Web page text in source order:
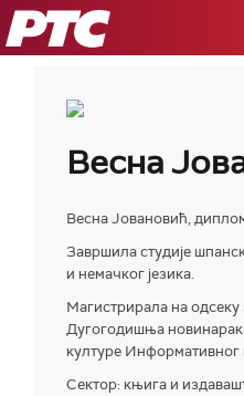
РТС
Весна
Весна Јовановић,
Завршила студије
и немачког језика.
Магистрирала на
Дугогодишња
културе Информативног
Сектор: књига и